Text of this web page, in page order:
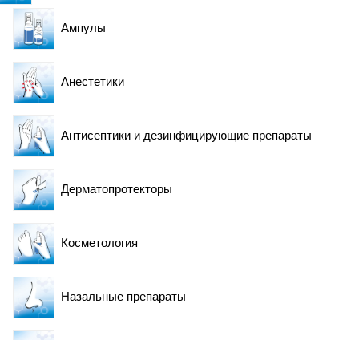
Рекомендации по обращению за консультацией к
способа применения лекарственного препарата
Ампулы
Анестетики
Антисептики и дезинфицирующие препараты
Дерматопротекторы
Косметология
Назальные препараты